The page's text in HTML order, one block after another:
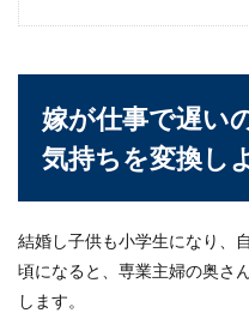
ては気
なのが
夫婦
言葉
夫婦喧
嫁が仕事で遅い
気持ちを変換し
結婚し子供も小学生になり、
頃になると、専業主婦の奥さ
します。